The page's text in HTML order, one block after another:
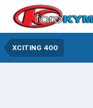
XCITING 400